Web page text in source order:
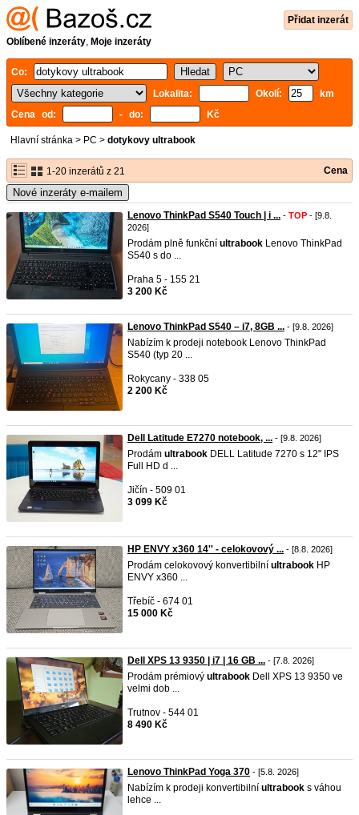
Přidat inzerát
Oblíbené inzeráty, Moje inzeráty
Co:
Lokalita:
Okolí:
km
Cena od:
- do: Kč
Hlavní stránka > PC > dotykovy ultrabook
1-20 inzerátů z 21 Cena
Nové inzeráty e-mailem
Lenovo ThinkPad S540 Touch | i ... - TOP - [9.8.
2026]
Prodám plně funkční ultrabook Lenovo ThinkPad
S540 s do ...
Praha 5 - 155 21
3 200 Kč
Lenovo ThinkPad S540 – i7, 8GB ... - [9.8. 2026]
Nabízím k prodeji notebook Lenovo ThinkPad
S540 (typ 20 ...
Rokycany - 338 05
2 200 Kč
Dell Latitude E7270 notebook, ... - [9.8. 2026]
Prodám ultrabook DELL Latitude 7270 s 12" IPS
Full HD d ...
Jičín - 509 01
3 099 Kč
HP ENVY x360 14'' - celokovový ... - [8.8. 2026]
Prodám celokovový konvertibilní ultrabook HP
ENVY x360 ...
Třebíč - 674 01
15 000 Kč
Dell XPS 13 9350 | i7 | 16 GB ... - [7.8. 2026]
Prodám prémiový ultrabook Dell XPS 13 9350 ve
velmi dob ...
Trutnov - 544 01
8 490 Kč
Lenovo ThinkPad Yoga 370 - [5.8. 2026]
Nabízím k prodeji konvertibilní ultrabook s váhou
lehce ...